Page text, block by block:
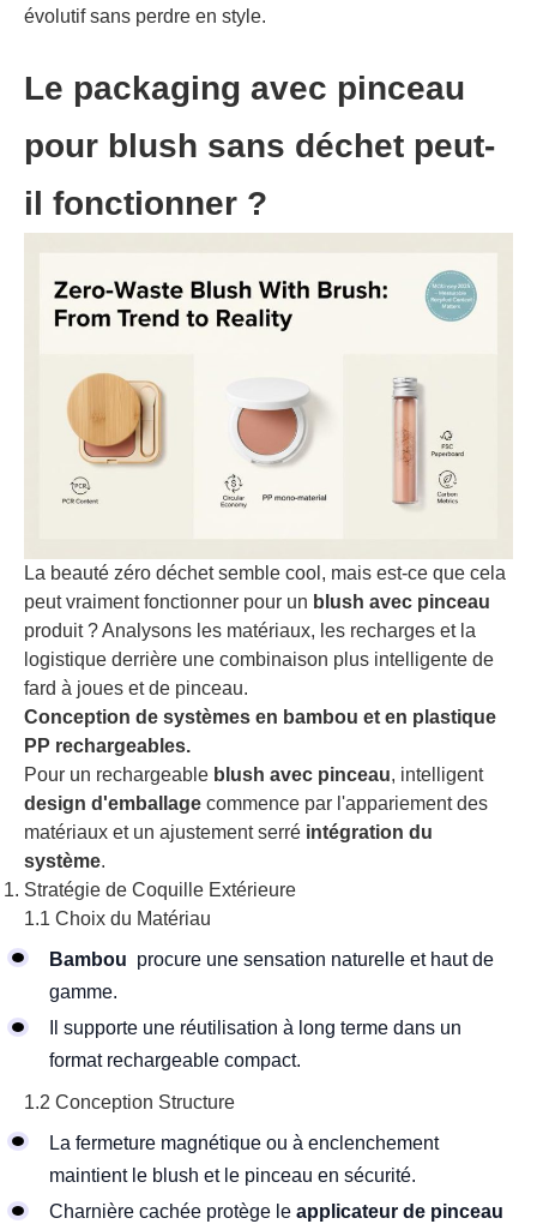
évolutif sans perdre en style.
Le packaging avec pinceau
pour blush sans déchet peut-
il fonctionner ?
La beauté zéro déchet semble cool, mais est-ce que cela
peut vraiment fonctionner pour un blush avec pinceau
produit ? Analysons les matériaux, les recharges et la
logistique derrière une combinaison plus intelligente de
fard à joues et de pinceau.
Conception de systèmes en bambou et en plastique
PP rechargeables.
Pour un rechargeable blush avec pinceau, intelligent
design d'emballage commence par l'appariement des
matériaux et un ajustement serré intégration du
système.
Stratégie de Coquille Extérieure
1.1 Choix du Matériau
Bambou procure une sensation naturelle et haut de
gamme.
Il supporte une réutilisation à long terme dans un
format rechargeable compact.
1.2 Conception Structure
La fermeture magnétique ou à enclenchement
maintient le blush et le pinceau en sécurité.
Charnière cachée protège le applicateur de pinceau